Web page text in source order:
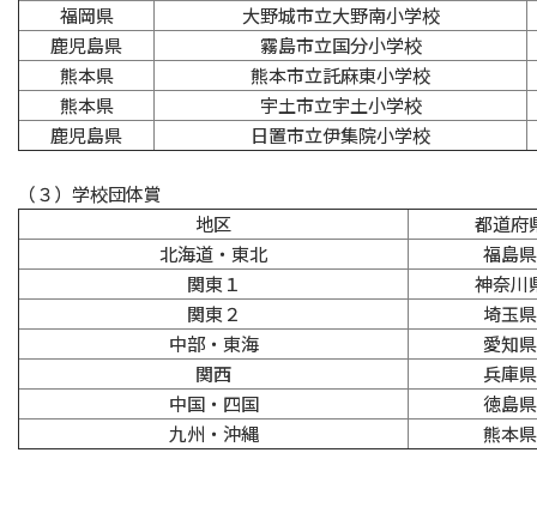
福岡県
大野城市立大野南小学校
鹿児島県
霧島市立国分小学校
熊本県
熊本市立託麻東小学校
熊本県
宇土市立宇土小学校
鹿児島県
日置市立伊集院小学校
（３）学校団体賞
地区
都道府
北海道・東北
福島県
関東１
神奈川
関東２
埼玉県
中部・東海
愛知県
関西
兵庫県
中国・四国
徳島県
九州・沖縄
熊本県